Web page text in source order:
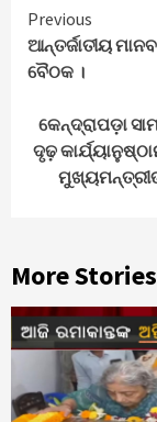
Continue
Reading
Previous
ଆନ୍ତର୍ଜାତୀୟ
ବୈଠକ ।
କେନ୍ଦ୍ରାପଡ଼ା
ଦୃଢ଼
More Stories